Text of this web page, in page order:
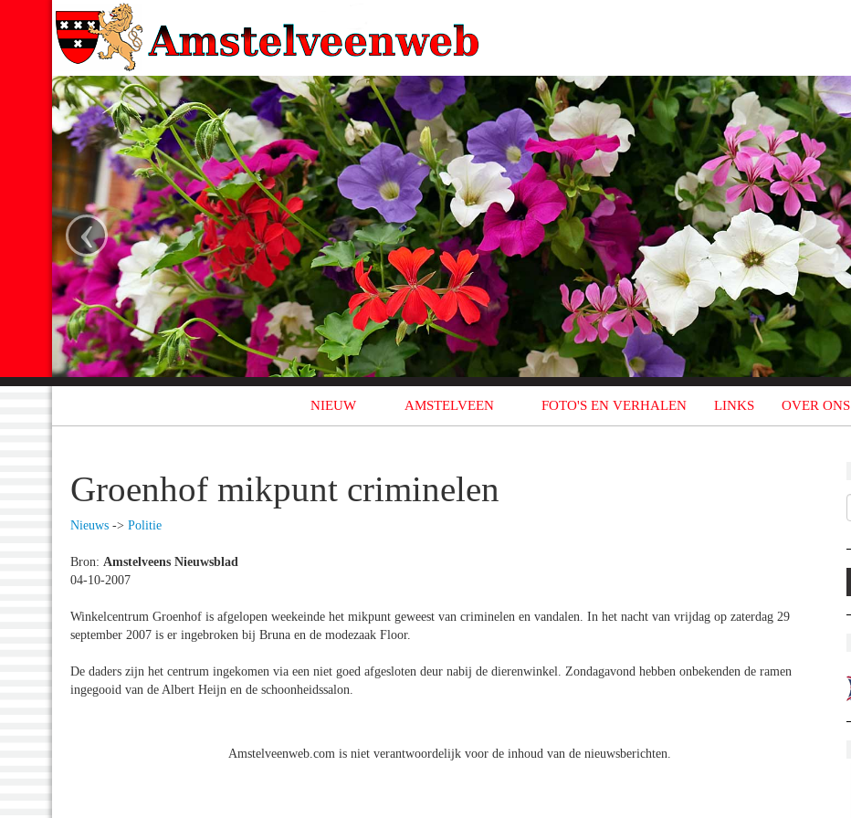
‹
NIEUW AMSTELVEEN FOTO'S EN VERHALEN LINKS OVER ONS
Groenhof mikpunt criminelen
Nieuws -> Politie
Bron: Amstelveens Nieuwsblad
04-10-2007
Winkelcentrum Groenhof is afgelopen weekeinde het mikpunt geweest van criminelen en vandalen. In het nacht van vrijdag op zaterdag 29
september 2007 is er ingebroken bij Bruna en de modezaak Floor.
De daders zijn het centrum ingekomen via een niet goed afgesloten deur nabij de dierenwinkel. Zondagavond hebben onbekenden de ramen
ingegooid van de Albert Heijn en de schoonheidssalon.
Amstelveenweb.com is niet verantwoordelijk voor de inhoud van de nieuwsberichten.